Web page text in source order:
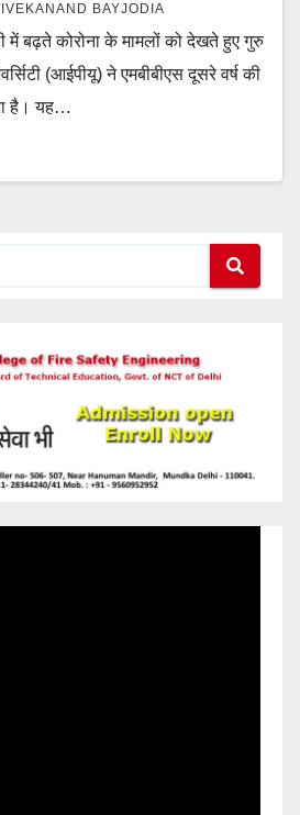
BAYJODIA
में बढ़ते कोरोना के मामलों को देखते हुए गुरु
(आईपीयू) ने एमबीबीएस दूसरे वर्ष की
है। यह…